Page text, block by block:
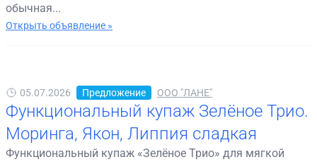
обычная...
Открыть объявление »
05.07.2026 Предложение ООО "ЛАНЕ"
Функциональный купаж Зелёное Трио.
Моринга, Якон, Липпия сладкая
Функциональный купаж «Зелёное Трио» для мягкой